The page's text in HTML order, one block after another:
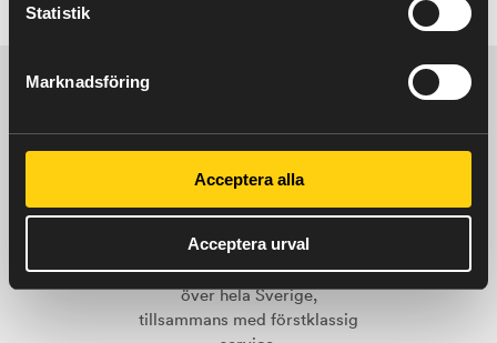
Statistik
Marknadsföring
Acceptera alla
Acceptera urval
lokala elhandelsbolag med
rikstäckning. Vi levererar
prisvärda och trygga elavtal
över hela Sverige,
tillsammans med förstklassig